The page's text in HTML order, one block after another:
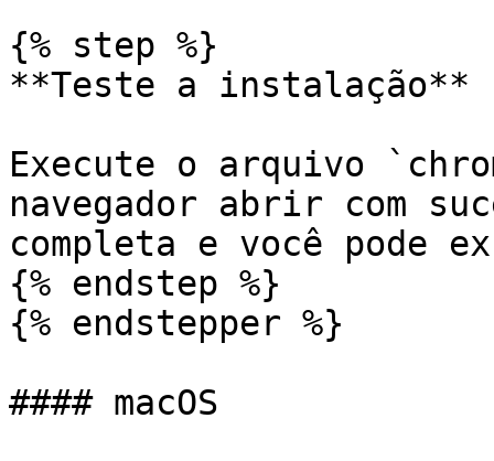
{% step %}
**Teste a instalação**
Execute o arquivo
navegador abrir com
completa e você pode
{% endstep %}
{% endstepper %}
#### macOS